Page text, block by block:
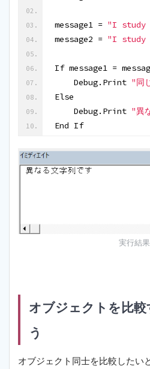
message1 = "I study
message2 = "I study
If message1 =
    Debug.Print
"同
Else
    Debug.Print
"異
End If
実行結果
オブジェクトを比
う
オブジェクト同士を比較したい